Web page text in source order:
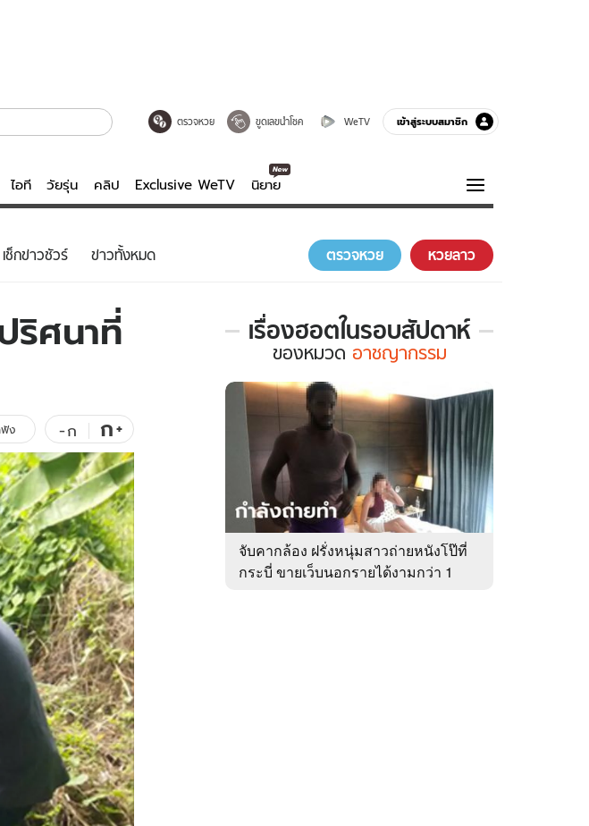
ตรวจหวย ขูดเลขนำโชค WeTV เข้าสู่ระบบสมาชิก
ไอที วัยรุ่น คลิป Exclusive WeTV นิยาย
บันเทิงครบรส
เพลง
เกมส์
ดูทีวี
WeTV
Exclusive WeTV
นิยาย
ความรู้รอบตัว
ฮาวทู
เช็กข่าวชัวร์ ข่าวทั้งหมด ตรวจหวย หวยลาว
ศนาที่
ง -ก ก+
เรื่องฮอตในรอบสัปดาห์
เรื่อง
ใน
รอบ
สัปดาห์
หมวด
อาชญากรรม
ของหมวด อาชญากรรม
จับคากล้อง ฝรั่งหนุ่มสาวถ่ายหนังโป๊ที่
กระบี่ ขายเว็บนอกรายได้งามกว่า 1